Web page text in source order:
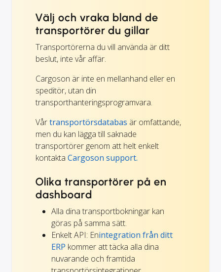
Välj och vraka bland de
transportörer du gillar
Transportörerna du vill använda är ditt
beslut, inte vår affär.
Cargoson är inte en mellanhand eller en
speditör, utan din
transporthanteringsprogramvara.
Vårtransportörsdatabas är omfattande,
men du kan lägga till saknade
transportörer genom att helt enkelt
kontakta Cargoson support.
Olika transportörer på en
dashboard
Alla dina transportbokningar kan
göras på samma sätt.
Enkelt API: Enintegration från ditt
ERP kommer att täcka alla dina
nuvarande och framtida